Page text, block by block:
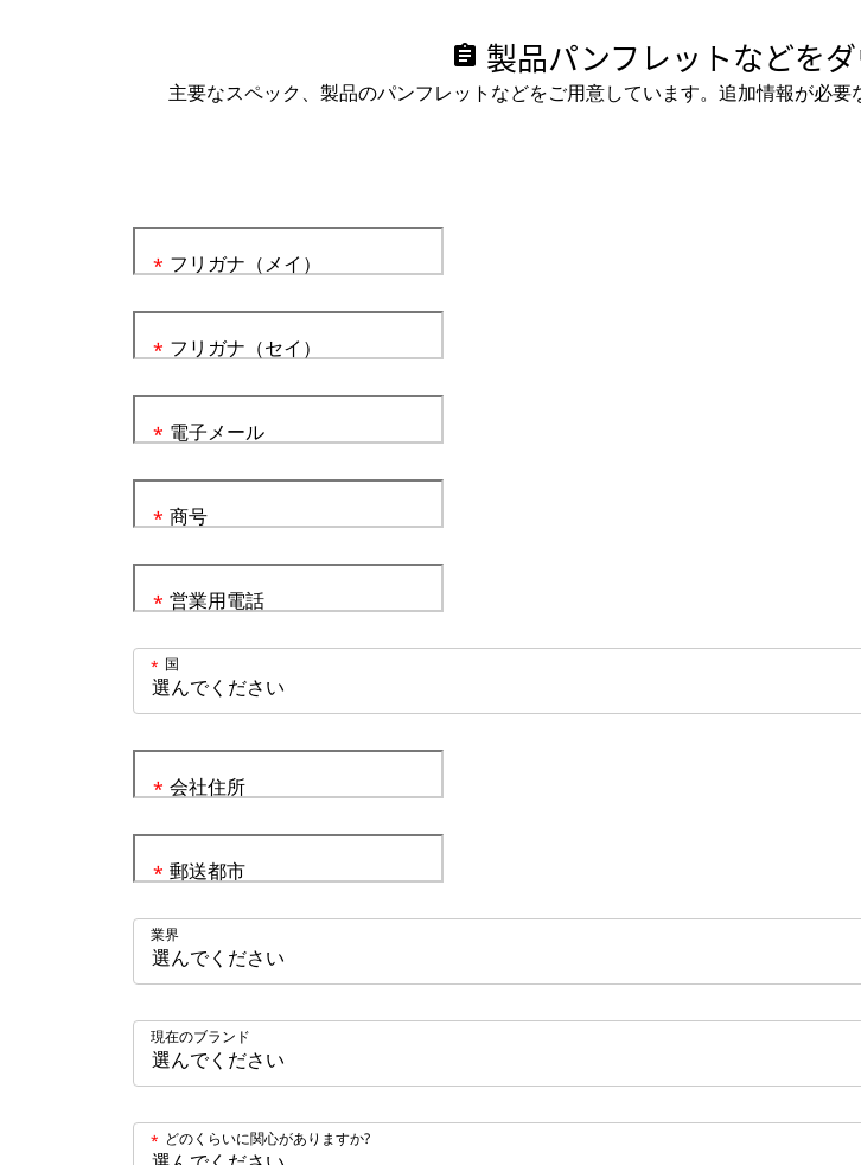
assignment 製品パンフレットなどを
主要なスペック、製品のパンフレットなどをご用意しています。追加情報が必要
フリガナ（メイ）
*
フリガナ（セイ）
*
電子メール
*
商号
*
営業用電話
*
国
*
会社住所
*
郵送都市
*
業界
現在のブランド
どのくらいに関心がありますか?
*